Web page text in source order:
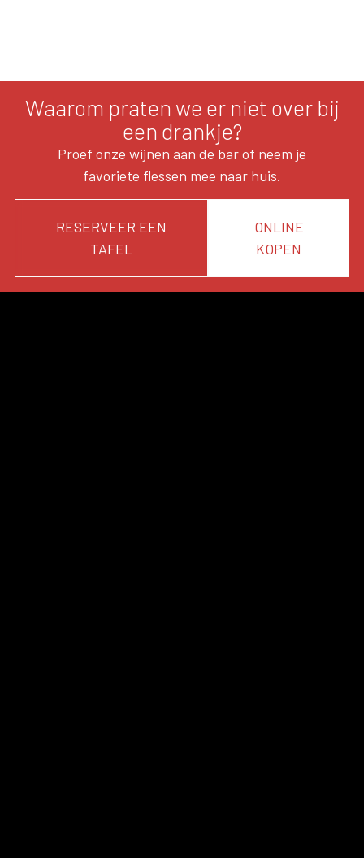
Waarom praten we er niet over bij
een drankje?
Proef onze wijnen aan de bar of neem je
favoriete flessen mee naar huis.
RESERVEER EEN
TAFEL
ONLINE
KOPEN